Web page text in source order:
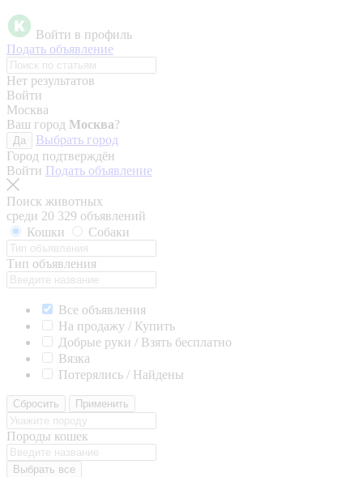
Войти в профиль
Подать объявление
Нет результатов
Войти
Москва
Ваш город Москва?
Да
Выбрать город
Город подтверждён
Войти Подать объявление
Поиск животных
среди 20 329 объявлений
Кошки
Собаки
Тип объявления
Все объявления
На продажу / Купить
Добрые руки / Взять бесплатно
Вязка
Потерялись / Найдены
Сбросить Применить
Породы кошек
Выбрать все